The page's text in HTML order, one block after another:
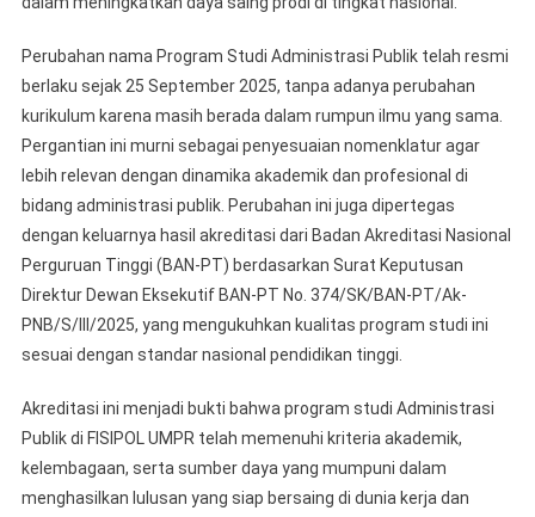
Perubahan nama Program Studi Administrasi Publik telah resmi
berlaku sejak 25 September 2025, tanpa adanya perubahan
kurikulum karena masih berada dalam rumpun ilmu yang sama.
Pergantian ini murni sebagai penyesuaian nomenklatur agar
lebih relevan dengan dinamika akademik dan profesional di
bidang administrasi publik. Perubahan ini juga dipertegas
dengan keluarnya hasil akreditasi dari Badan Akreditasi Nasional
Perguruan Tinggi (BAN-PT) berdasarkan Surat Keputusan
Direktur Dewan Eksekutif BAN-PT No. 374/SK/BAN-PT/Ak-
PNB/S/III/2025, yang mengukuhkan kualitas program studi ini
sesuai dengan standar nasional pendidikan tinggi.
Akreditasi ini menjadi bukti bahwa program studi Administrasi
Publik di FISIPOL UMPR telah memenuhi kriteria akademik,
kelembagaan, serta sumber daya yang mumpuni dalam
menghasilkan lulusan yang siap bersaing di dunia kerja dan